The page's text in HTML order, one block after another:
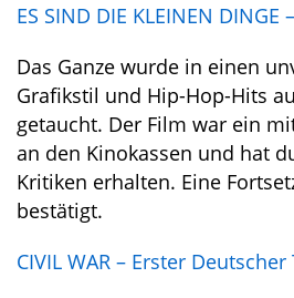
ES SIND DIE KLEINEN DINGE
Das Ganze wurde in einen
Grafikstil und Hip-Hop-Hits
getaucht. Der Film war ein
an den Kinokassen und hat
Kritiken erhalten. Eine
bestätigt.
CIVIL WAR – Erster